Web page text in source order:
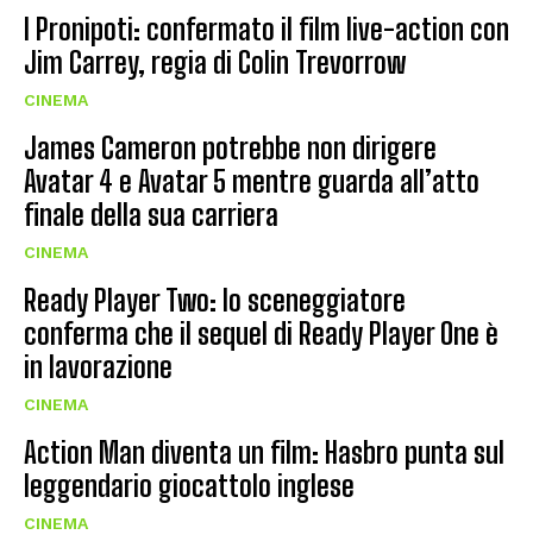
I Pronipoti: confermato il film live-action con
Jim Carrey, regia di Colin Trevorrow
CINEMA
James Cameron potrebbe non dirigere
Avatar 4 e Avatar 5 mentre guarda all’atto
finale della sua carriera
CINEMA
Ready Player Two: lo sceneggiatore
conferma che il sequel di Ready Player One è
in lavorazione
CINEMA
Action Man diventa un film: Hasbro punta sul
leggendario giocattolo inglese
CINEMA